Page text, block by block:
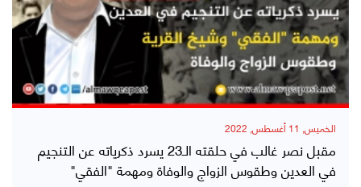
الخميس, 11 أغسطس, 2022
مقبل نصر غالب في حلقته الـ23 يسرد ذكرياته عن التنجيم
في العدين وطقوس الزواج والوفاة ومهمة "الفقي"